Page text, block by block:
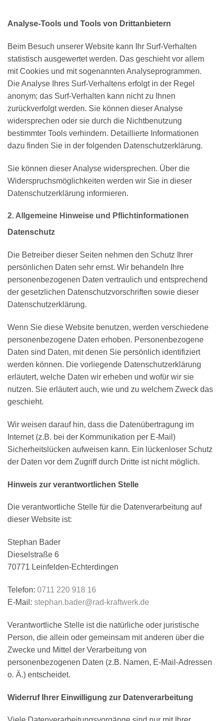
Analyse-Tools und Tools von Drittanbietern
Beim Besuch unserer Website kann Ihr Surf-Verhalten
statistisch ausgewertet werden. Das geschieht vor allem
mit Cookies und mit sogenannten Analyseprogrammen.
Die Analyse Ihres Surf-Verhaltens erfolgt in der Regel
anonym; das Surf-Verhalten kann nicht zu Ihnen
zurückverfolgt werden. Sie können dieser Analyse
widersprechen oder sie durch die Nichtbenutzung
bestimmter Tools verhindern. Detaillierte Informationen
dazu finden Sie in der folgenden Datenschutzerklärung.
Sie können dieser Analyse widersprechen. Über die
Widerspruchsmöglichkeiten werden wir Sie in dieser
Datenschutzerklärung informieren.
2. Allgemeine Hinweise und Pflichtinformationen
Datenschutz
Die Betreiber dieser Seiten nehmen den Schutz Ihrer
persönlichen Daten sehr ernst. Wir behandeln Ihre
personenbezogenen Daten vertraulich und entsprechend
der gesetzlichen Datenschutzvorschriften sowie dieser
Datenschutzerklärung.
Wenn Sie diese Website benutzen, werden verschiedene
personenbezogene Daten erhoben. Personenbezogene
Daten sind Daten, mit denen Sie persönlich identifiziert
werden können. Die vorliegende Datenschutzerklärung
erläutert, welche Daten wir erheben und wofür wir sie
nutzen. Sie erläutert auch, wie und zu welchem Zweck das
geschieht.
Wir weisen darauf hin, dass die Datenübertragung im
Internet (z.B. bei der Kommunikation per E-Mail)
Sicherheitslücken aufweisen kann. Ein lückenloser Schutz
der Daten vor dem Zugriff durch Dritte ist nicht möglich.
Hinweis zur verantwortlichen Stelle
Die verantwortliche Stelle für die Datenverarbeitung auf
dieser Website ist:
Stephan Bader
Dieselstraße 6
70771 Leinfelden-Echterdingen
Telefon: 0711 220 918 16
E-Mail: stephan.bader@rad-kraftwerk.de
Verantwortliche Stelle ist die natürliche oder juristische
Person, die allein oder gemeinsam mit anderen über die
Zwecke und Mittel der Verarbeitung von
personenbezogenen Daten (z.B. Namen, E-Mail-Adressen
o. Ä.) entscheidet.
Widerruf Ihrer Einwilligung zur Datenverarbeitung